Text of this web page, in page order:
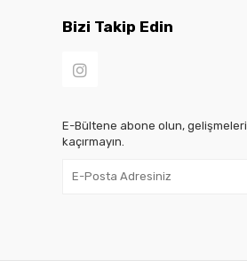
Bizi Takip Edin
E-Bültene abone olun, gelişmeleri
kaçırmayın.